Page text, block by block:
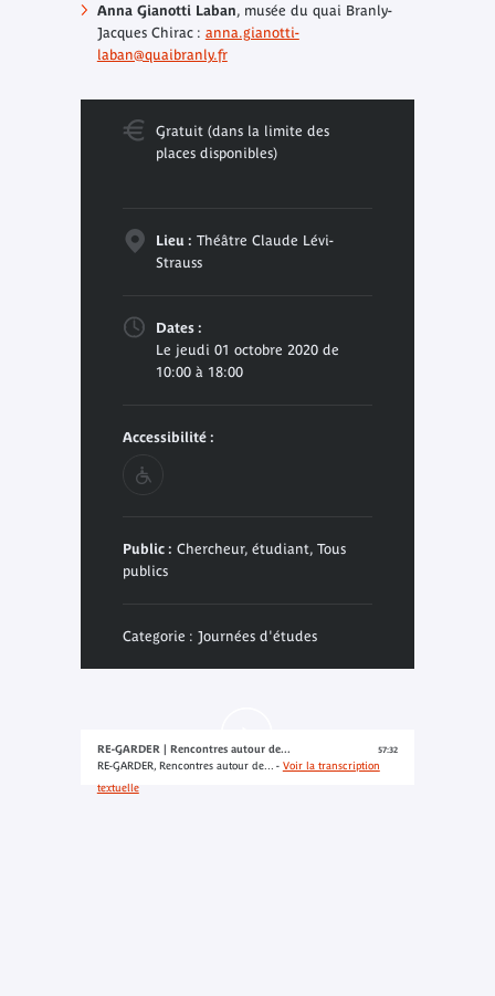
Anna Gianotti Laban, musée du quai Branly-
Jacques Chirac : anna.gianotti-
laban@quaibranly.fr
Gratuit (dans la limite des
places disponibles)
Lieu : Théâtre Claude Lévi-
Strauss
Dates :
Le jeudi 01 octobre 2020 de
10:00 à 18:00
Accessibilité :
Public : Chercheur, étudiant, Tous
publics
Categorie : Journées d'études
RE-GARDER | Rencontres autour de...
RE-GARDER, Rencontres autour de... - Voir la transcription
textuelle
57:32